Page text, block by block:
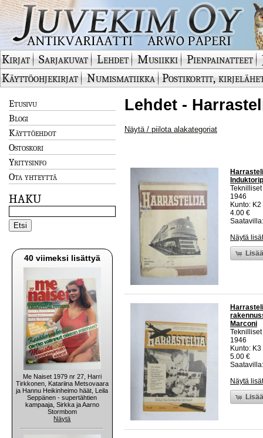
Kirjat Sarjakuvat Lehdet Musiikki Pienpainatteet
Käyttöohjekirjat
Numismatiikka Postikortit,
Etusivu
Blogi
Käyttöehdot
Ostoskori
Yritysinfo
Ota yhteyttä
HAKU
40 viimeksi lisättyä
Me Naiset 1979 nr 27, Harri
Tirkkonen, Katariina Metsovaara
ja Hannu Heikinheimo häät, Leila
Seppänen - supertähtien
kampaaja, Sirkka ja Aarno
Stormbom
Näytä
Lehdet -
Näytä / piilota alakategoriat
1946
Kunto:
4.00 €
Näytä
Marconi
1946
Kunto:
5.00 €
Näytä